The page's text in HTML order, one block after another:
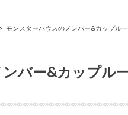
モンスターハウスのメンバー&カップル
バー&カップル